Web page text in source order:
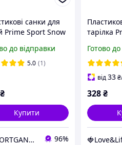
санки для
Prime Sport Snow
ергономічні, для
розваг
до відправки
5.0 (1)
₴
Купити
MSPORTGANTELI - інтернет магазин спортивних товарів 96%
тарілка
Готово
від33₴
328₴